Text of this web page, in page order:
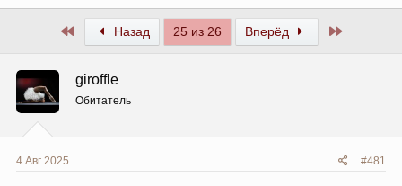
ПервыйНазад 25 из 26 Вперёд
giroffle
Обитатель
4 Авг 2025 #481